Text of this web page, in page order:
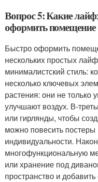
Вопрос 5: Какие
оформить помещение
Быстро оформить
нескольких простых
минималистский стиль:
несколько ключевых
растения: они не только
улучшают воздух. В-
или гирлянды, чтобы
можно повесить
индивидуальности.
многофункциональную
или хранение под
пространство и